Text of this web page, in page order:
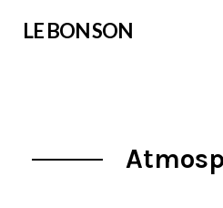
LE BON SON